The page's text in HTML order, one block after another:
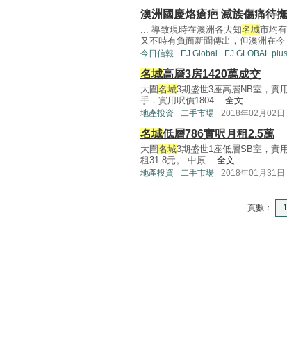
澳洲國慶烙瘡疤 滅族傷痛待
... 導致現時在澳洲各大知名城市均
又不時有負面新聞傳出，但澳洲在今
今日信報 EJ Global EJ GLOBAL
名城高層3房1420萬成交
大圍名城3期盛世3座高層NB室，實
手，實用呎價1804 ...全文
地產投資 二手市場 2018年02月02日
名城低層786實呎月租2.5萬
大圍名城3期盛世1座低層SB室，實
租31.8元。 中原 ...全文
地產投資 二手市場 2018年01月31日
頁數： 1